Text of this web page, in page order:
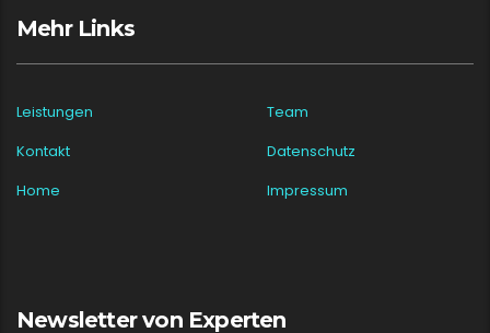
Mehr Links
Leistungen
Team
Kontakt
Datenschutz
Home
Impressum
Newsletter von Experten